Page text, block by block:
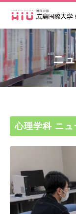
ニ
心理学科 ニュ